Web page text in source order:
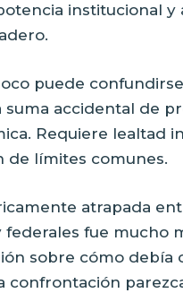
institucional y
puede
suma accidental de
Requiere lealtad
de límites comunes.
atrapada
fue mucho
sobre cómo
confrontación